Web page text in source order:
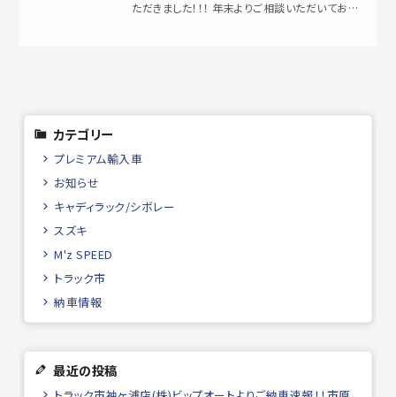
ただきました！！！ 年末よりご相談いただいており
カテゴリー
プレミアム輸入車
お知らせ
キャディラック/シボレー
スズキ
M'z SPEED
トラック市
納車情報
最近の投稿